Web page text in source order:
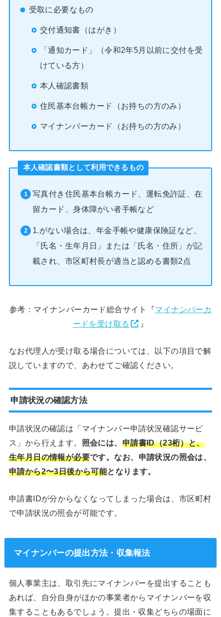
受取に必要なもの
交付通知書（はがき）
「通知カード」（令和2年5月以前に交付を受
けている方）
本人確認書類
住民基本台帳カード（お持ちの方のみ）
マイナンバーカード（お持ちの方のみ）
本人確認書類として利用できるもの
写真付き住民基本台帳カード、運転免許証、在
留カード、身体障がい者手帳など
1.がない場合は、年金手帳や健康保険証など、
「氏名・生年月日」または「氏名・住所」が記
載され、市区町村長が適当と認める書類2点
参考：マイナンバーカード総合サイト『マイナンバーカ
ードを受け取る
』
なお代理人が受け取る場合については、以下の項目で解
説していますので、あわせてご確認ください。
申請状況の確認方法
申請状況の確認は「マイナンバー申請状況確認サービ
ス」から行えます。 照会には、 申請書ID（23桁）と、
生年月日の情報が必要です。なお、申請状況の照会は、
申請から2〜3日後から可能となります。
申請書IDが分からなくなってしまった場合は、市区町村
で申請状況の照会が可能です。
マイナンバーの提出方法・収集報法
個人事業主は、取引先にマイナンバーを提出することも
あれば、自分自身がほかの事業者からマイナンバーを収
集することもあるでしょう。提出・収集どちらの場面に